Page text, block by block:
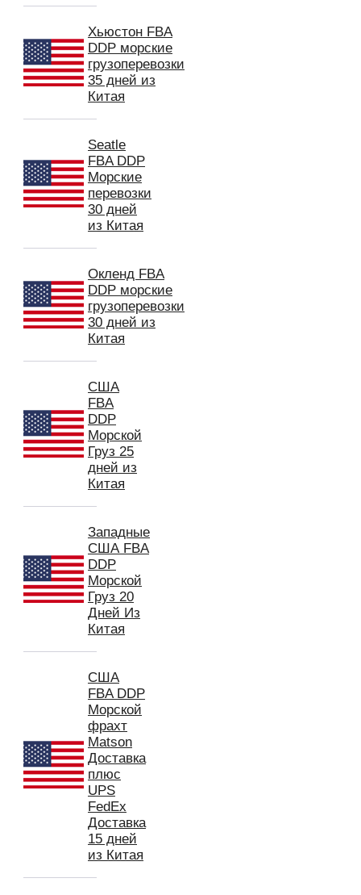
Хьюстон FBA
DDP морские
грузоперевозки
35 дней из
Китая
Seatle
FBA DDP
Морские
перевозки
30 дней
из Китая
Окленд FBA
DDP морские
грузоперевозки
30 дней из
Китая
США
FBA
DDP
Морской
Груз 25
дней из
Китая
Западные
США FBA
DDP
Морской
Груз 20
Дней Из
Китая
США
FBA DDP
Морской
фрахт
Matson
Доставка
плюс
UPS
FedEx
Доставка
15 дней
из Китая